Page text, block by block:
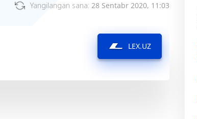
Yangilangan sana: 28 Sentabr 2020, 11:03
LEX.UZ